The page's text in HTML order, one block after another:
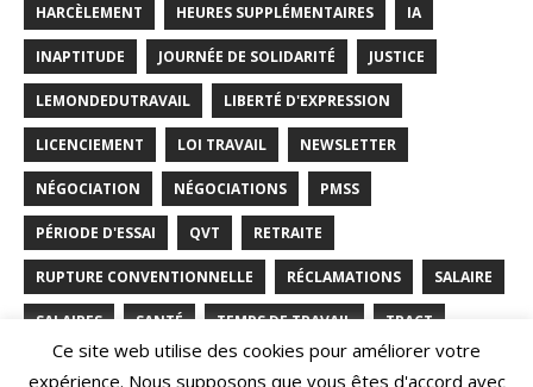
HARCÈLEMENT HEURES SUPPLÉMENTAIRES IA
INAPTITUDE JOURNÉE DE SOLIDARITÉ JUSTICE
LEMONDEDUTRAVAIL LIBERTÉ D'EXPRESSION
LICENCIEMENT LOI TRAVAIL NEWSLETTER
NÉGOCIATION NÉGOCIATIONS PMSS
PÉRIODE D'ESSAI QVT RETRAITE
RUPTURE CONVENTIONNELLE RÉCLAMATIONS SALAIRE
SALAIRES SANTÉ TEMPS DE TRAVAIL TRACT
VIE PRIVÉE
Ce site web utilise des cookies pour améliorer votre
expérience. Nous supposons que vous êtes d'accord avec